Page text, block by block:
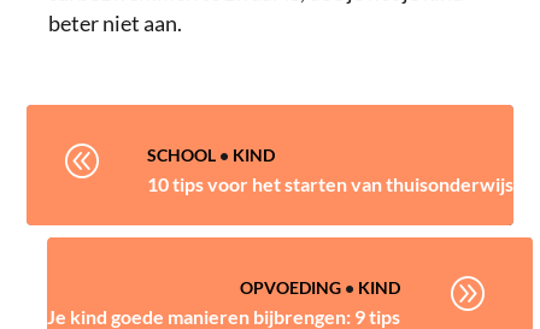
beter niet aan.
@ SCHOOL• KIND
10 tips voor het starten van thuisonderwijs
OPVOEDING• KIND
Je kind goede manieren bijbrengen: 9 tips
A